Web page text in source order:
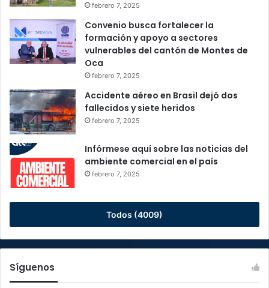
febrero 7, 2025
Convenio busca fortalecer la
formación y apoyo a sectores
vulnerables del cantón de Montes de
Oca
febrero 7, 2025
Accidente aéreo en Brasil dejó dos
fallecidos y siete heridos
febrero 7, 2025
Infórmese aquí sobre las noticias del
ambiente comercial en el país
febrero 7, 2025
Todos (4009)
Síguenos